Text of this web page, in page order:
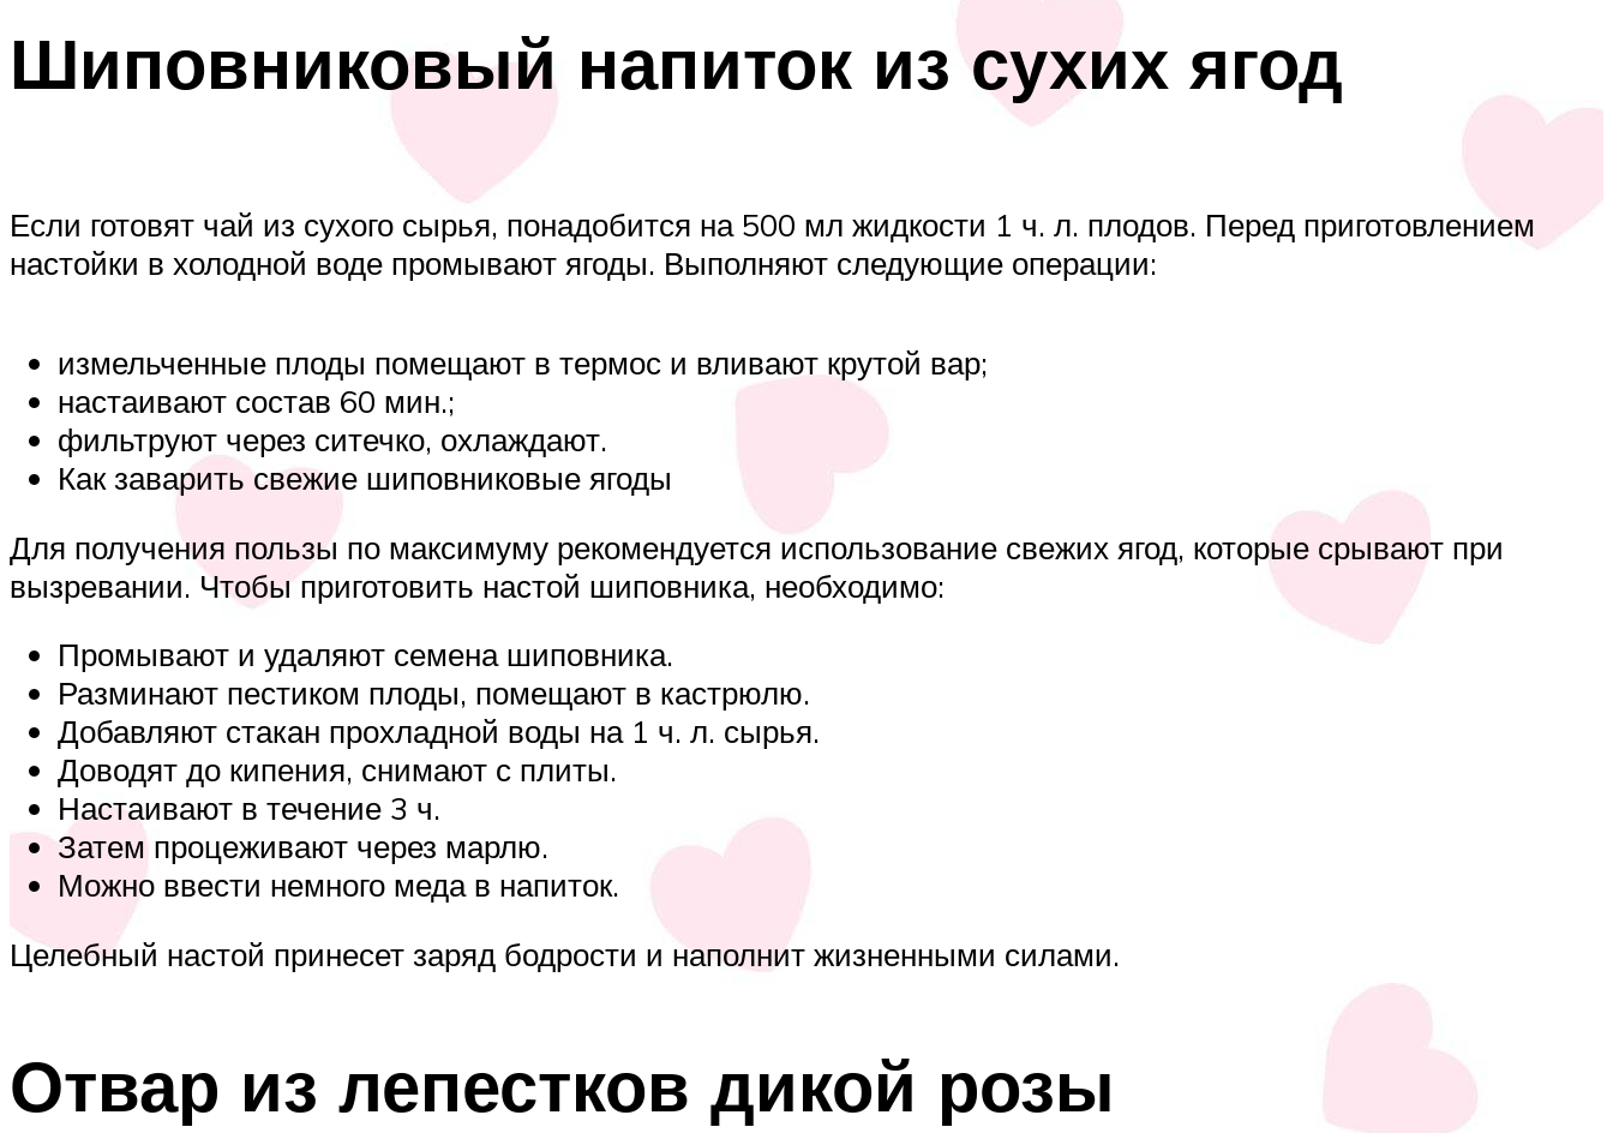
Шиповниковый напиток из сухих ягод
Если готовят чай из сухого сырья, понадобится на 500 мл жидкости 1 ч. л. плодов. Перед приготовлением
настойки в холодной воде промывают ягоды. Выполняют следующие операции:
измельченные плоды помещают в термос и вливают крутой вар;
настаивают состав 60 мин.;
фильтруют через ситечко, охлаждают.
Как заварить свежие шиповниковые ягоды
Для получения пользы по максимуму рекомендуется использование свежих ягод, которые срывают при
вызревании. Чтобы приготовить настой шиповника, необходимо:
Промывают и удаляют семена шиповника.
Разминают пестиком плоды, помещают в кастрюлю.
Добавляют стакан прохладной воды на 1 ч. л. сырья.
Доводят до кипения, снимают с плиты.
Настаивают в течение 3 ч.
Затем процеживают через марлю.
Можно ввести немного меда в напиток.
Целебный настой принесет заряд бодрости и наполнит жизненными силами.
Отвар из лепестков дикой розы